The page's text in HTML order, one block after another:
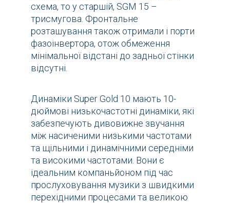
схема, то у старшій, SGM 15 –
трисмугова. Фронтальне
розташування також отримали і порти
фазоінвертора, отож обмеження
мінімальної відстані до задньої стінки
відсутні.
Динаміки Super Gold 10 мають 10-
дюймові низькочастотні динаміки, які
забезпечують дивовижне звучання
між насиченими низькими частотами
та щільними і динамічними середніми
та високими частотами. Вони є
ідеальним компаньйоном під час
прослуховування музики з швидкими
перехідними процесами та великою